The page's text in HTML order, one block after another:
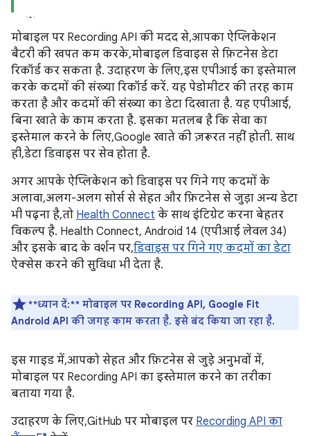
मोबाइल पर Recording API की मदद से, आपका ऐप्लिकेशन
बैटरी की खपत कम करके, मोबाइल डिवाइस से फ़िटनेस डेटा
रिकॉर्ड कर सकता है. उदाहरण के लिए, इस एपीआई का इस्तेमाल
करके कदमों की संख्या रिकॉर्ड करें. यह पेडोमीटर की तरह काम
करता है और कदमों की संख्या का डेटा दिखाता है. यह एपीआई,
बिना खाते के काम करता है. इसका मतलब है कि सेवा का
इस्तेमाल करने के लिए, Google खाते की ज़रूरत नहीं होती. साथ
ही, डेटा डिवाइस पर सेव होता है.
अगर आपके ऐप्लिकेशन को डिवाइस पर गिने गए कदमों के
अलावा, अलग-अलग सोर्स से सेहत और फ़िटनेस से जुड़ा अन्य डेटा
भी पढ़ना है, तो Health Connect के साथ इंटिग्रेट करना बेहतर
विकल्प है. Health Connect, Android 14 (एपीआई लेवल 34)
और इसके बाद के वर्शन पर,डिवाइस पर गिने गए कदमों का डेटा
ऐक्सेस करने की सुविधा भी देता है.
**ध्यान दें:** मोबाइल पर Recording API, Google Fit
Android API की जगह काम करता है. इसे बंद किया जा रहा है.
इस गाइड में, आपको सेहत और फ़िटनेस से जुड़े अनुभवों में,
मोबाइल पर Recording API का इस्तेमाल करने का तरीका
बताया गया है.
उदाहरण के लिए, GitHub पर मोबाइल पर Recording API का